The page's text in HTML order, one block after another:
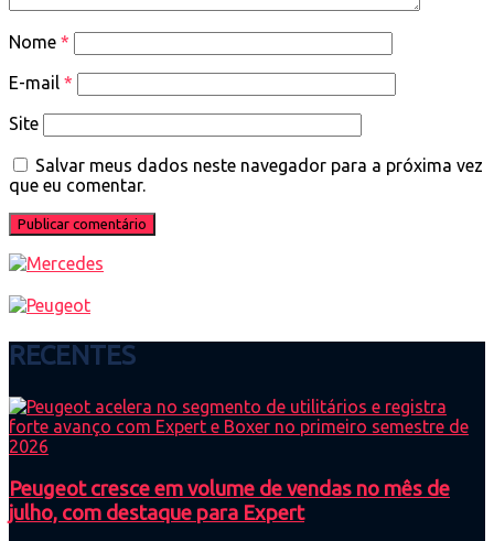
Nome *
E-mail *
Site
Salvar meus dados neste navegador para a próxima vez
que eu comentar.
RECENTES
Peugeot cresce em volume de vendas no mês de
julho, com destaque para Expert